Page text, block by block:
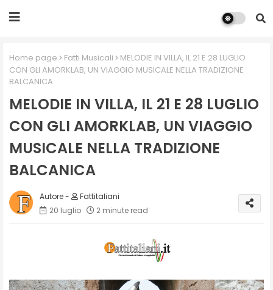
Home page Fatti Musicali
MELODIE IN VILLA, IL 21 E 28 LUGLIO
CON GLI AMORKLAB, UN VIAGGIO MUSICALE NELLA TRADIZIONE
BALCANICA
MELODIE IN VILLA, IL 21 E 28 LUGLIO
CON GLI AMORKLAB, UN VIAGGIO
MUSICALE NELLA TRADIZIONE
BALCANICA
Fattitaliani
20 luglio
2 minute read